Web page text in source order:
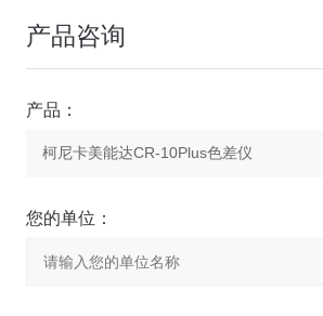
产品咨询
产品：
您的单位：